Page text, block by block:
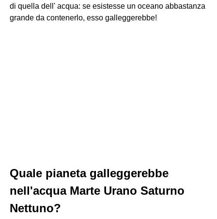
di quella dell' acqua: se esistesse un oceano abbastanza
grande da contenerlo, esso galleggerebbe!
Quale pianeta galleggerebbe
nell'acqua Marte Urano Saturno
Nettuno?